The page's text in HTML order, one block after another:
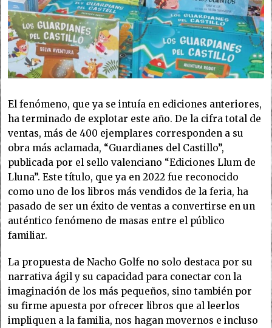
El fenómeno, que ya se intuía en ediciones anteriores,
ha terminado de explotar este año. De la cifra total de
ventas, más de 400 ejemplares corresponden a su
obra más aclamada, “Guardianes del Castillo”,
publicada por el sello valenciano “Ediciones Llum de
Lluna”. Este título, que ya en 2022 fue reconocido
como uno de los libros más vendidos de la feria, ha
pasado de ser un éxito de ventas a convertirse en un
auténtico fenómeno de masas entre el público
familiar.
La propuesta de Nacho Golfe no solo destaca por su
narrativa ágil y su capacidad para conectar con la
imaginación de los más pequeños, sino también por
su firme apuesta por ofrecer libros que al leerlos
impliquen a la familia, nos hagan movernos e incluso